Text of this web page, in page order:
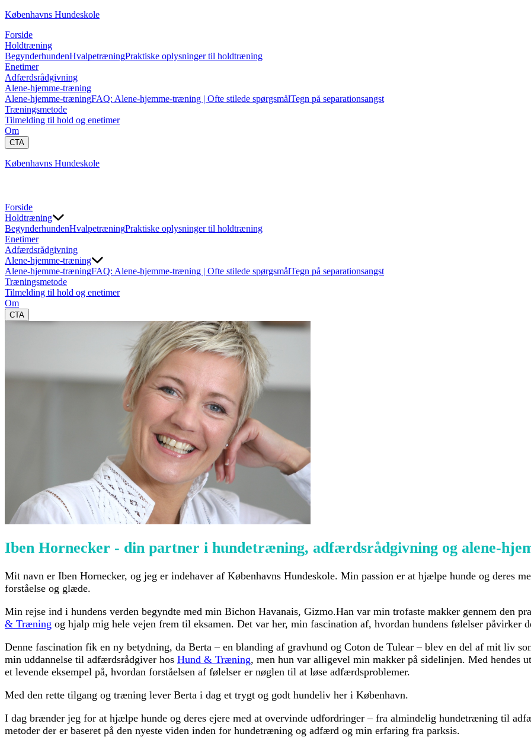
Københavns Hundeskole
Forside
Holdtræning
BegynderhundenHvalpetræningPraktiske oplysninger til holdtræning
Enetimer
Adfærdsrådgivning
Alene-hjemme-træning
Alene-hjemme-træningFAQ: Alene-hjemme-træning | Ofte stilede spørgsmålTegn på separationsangst
Træningsmetode
Tilmelding til hold og enetimer
Om
CTA
Københavns Hundeskole
Forside
Holdtræning
BegynderhundenHvalpetræningPraktiske oplysninger til holdtræning
Enetimer
Adfærdsrådgivning
Alene-hjemme-træning
Alene-hjemme-træningFAQ: Alene-hjemme-træning | Ofte stilede spørgsmålTegn på separationsangst
Træningsmetode
Tilmelding til hold og enetimer
Om
CTA
Iben Hornecker - din partner i hundetræning, adfærdsrådgivning og alene-
Mit navn er Iben Hornecker, og jeg er indehaver af Københavns Hundeskole. Min passion er at hjælpe hunde og deres
forståelse og glæde.
Min rejse ind i hundens verden begyndte med min Bichon Havanais, Gizmo.Han var min trofaste makker gennem den
& Træning og hjalp mig hele vejen frem til eksamen. Det var her, min fascination af, hvordan hundens følelser påvirker
Denne fascination fik en ny betydning, da Berta – en blanding af gravhund og Coton de Tulear – blev en del af mit liv
min uddannelse til adfærdsrådgiver hos Hund & Træning, men hun var alligevel min makker på sidelinjen. Med hendes
et levende eksempel på, hvordan forståelsen af følelser er nøglen til at løse adfærdsproblemer.​
Med den rette tilgang og træning lever Berta i dag et trygt og godt hundeliv her i København.
I dag brænder jeg for at hjælpe hunde og deres ejere med at overvinde udfordringer – fra almindelig hundetræning til
metoder der er baseret på den nyeste viden inden for hundetræning og adfærd og min erfaring fra parksis.